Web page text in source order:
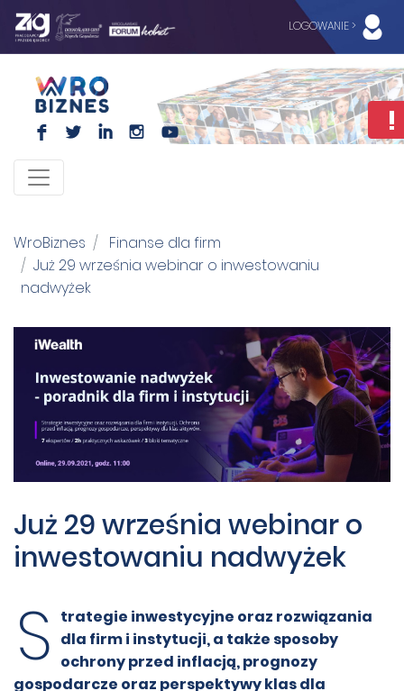
LOGOWANIE >
F L I I
WroBiznes
Finanse dla firm
Już 29 września webinar o inwestowaniu
nadwyżek
Już 29 września webinar o
inwestowaniu nadwyżek
S trategie inwestycyjne oraz rozwiązania
dla firm i instytucji, a także sposoby
ochrony przed inflacją, prognozy
gospodarcze oraz perspektywy klas dla